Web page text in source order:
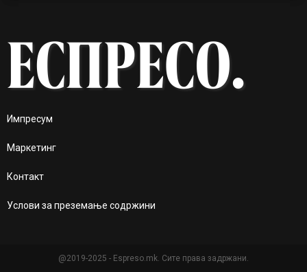
Импресум
Маркетинг
Контакт
Услови за преземање содржини
@2019-2025 - Espreso.mk. Сите права задржани.